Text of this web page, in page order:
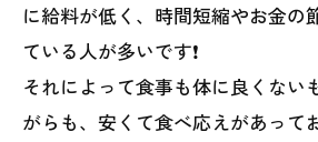
に給料が低く、時間短縮やお金の
ている人が多いです❗️
それによって食事も体に良くない
がらも、安くて食べ応えがあって